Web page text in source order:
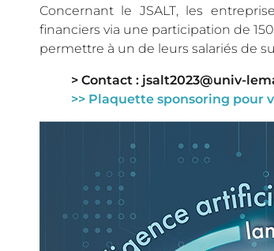
Concernant le JSALT, les
financiers via une participation de
permettre à un de leurs salariés de
> Contact : jsalt2023@univ-
>> Plaquette sponsoring pour